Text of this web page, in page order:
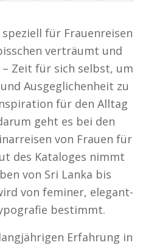
für Frauenreisen
verträumt und
Zeit für sich selbst, um
Ausgeglichenheit zu
für den Alltag
geht es bei den
von Frauen für
des Kataloges nimmt
von Sri Lanka bis
von feminer, elegant-
bestimmt.
Erfahrung in